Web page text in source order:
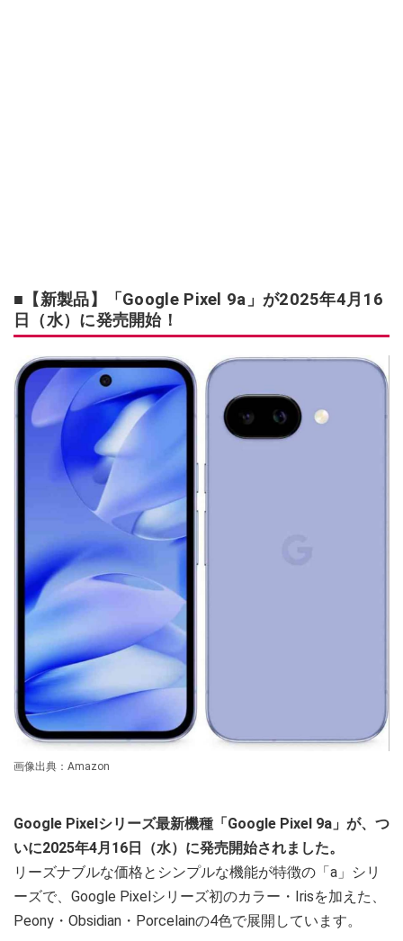
■【新製品】「Google Pixel 9a」が2025年4月16
日（水）に発売開始！
画像出典：Amazon
Google Pixelシリーズ最新機種「Google Pixel 9a」が、つ
いに2025年4月16日（水）に発売開始されました。
リーズナブルな価格とシンプルな機能が特徴の「a」シリ
ーズで、Google Pixelシリーズ初のカラー・Irisを加えた、
Peony・Obsidian・Porcelainの4色で展開しています。